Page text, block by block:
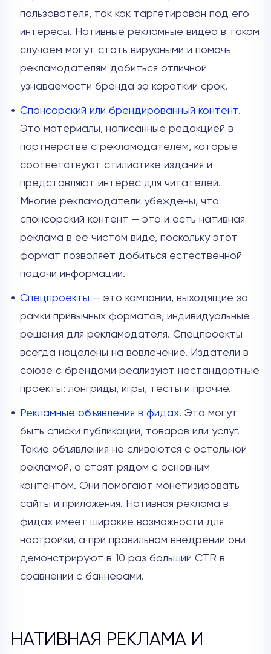
пользователя, так как таргетирован под его
интересы. Нативные рекламные видео в таком
случаем могут стать вирусными и помочь
рекламодателям добиться отличной
узнаваемости бренда за короткий срок.
Спонсорский или брендированный контент.
Это материалы, написанные редакцией в
партнерстве с рекламодателем, которые
соответствуют стилистике издания и
представляют интерес для читателей.
Многие рекламодатели убеждены, что
спонсорский контент — это и есть нативная
реклама в ее чистом виде, поскольку этот
формат позволяет добиться естественной
подачи информации.
Спецпроекты — это кампании, выходящие за
рамки привычных форматов, индивидуальные
решения для рекламодателя. Спецпроекты
всегда нацелены на вовлечение. Издатели в
союзе с брендами реализуют нестандартные
проекты: лонгриды, игры, тесты и прочие.
Рекламные объявления в фидах. Это могут
быть списки публикаций, товаров или услуг.
Такие объявления не сливаются с остальной
рекламой, а стоят рядом с основным
контентом. Они помогают монетизировать
сайты и приложения. Нативная реклама в
фидах имеет широкие возможности для
настройки, а при правильном внедрении они
демонстрируют в 10 раз больший CTR в
сравнении с баннерами.
НАТИВНАЯ РЕКЛАМА И